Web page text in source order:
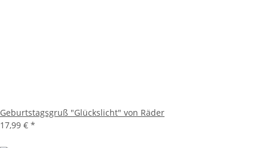
Geburtstagsgruß "Glückslicht" von Räder
17,99 € *